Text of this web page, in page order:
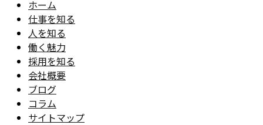
ホーム
仕事を知る
人を知る
働く魅力
採用を知る
会社概要
ブログ
コラム
サイトマップ